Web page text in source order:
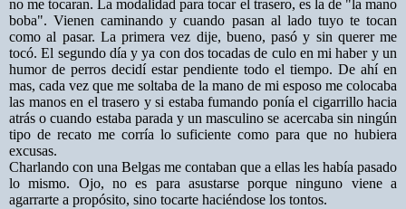
no me tocaran. La modalidad para tocar el trasero, es la de "la mano
boba". Vienen caminando y cuando pasan al lado tuyo te tocan
como al pasar. La primera vez dije, bueno, pasó y sin querer me
tocó. El segundo día y ya con dos tocadas de culo en mi haber y un
humor de perros decidí estar pendiente todo el tiempo. De ahí en
mas, cada vez que me soltaba de la mano de mi esposo me colocaba
las manos en el trasero y si estaba fumando ponía el cigarrillo hacia
atrás o cuando estaba parada y un masculino se acercaba sin ningún
tipo de recato me corría lo suficiente como para que no hubiera
excusas.
Charlando con una Belgas me contaban que a ellas les había pasado
lo mismo. Ojo, no es para asustarse porque ninguno viene a
agarrarte a propósito, sino tocarte haciéndose los tontos.